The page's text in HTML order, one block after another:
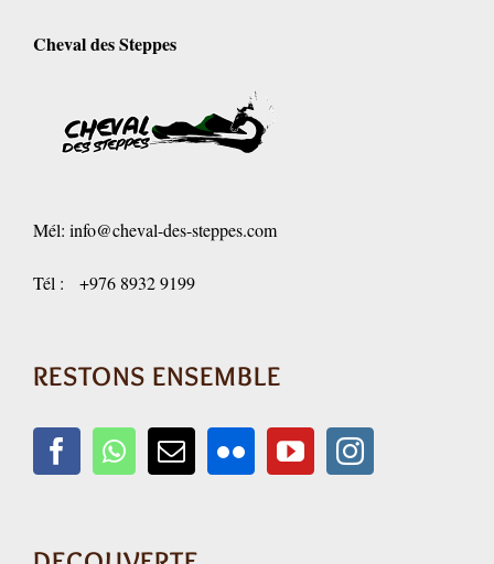
Cheval des Steppes
Mél: info@cheval-des-steppes.com
Tél : +976 8932 9199
RESTONS ENSEMBLE